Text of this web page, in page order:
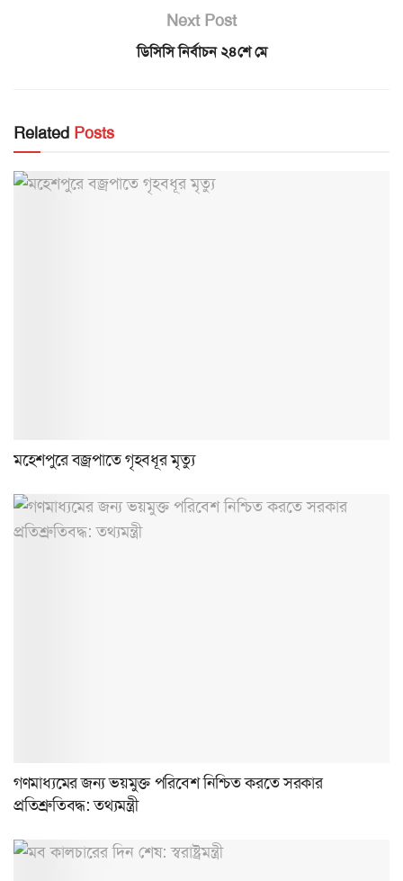
Next Post
ডিসিসি নির্বাচন ২৪শে মে
Related Posts
মহেশপুরে বজ্রপাতে গৃহবধূর মৃত্যু
গণমাধ্যমের জন্য ভয়মুক্ত পরিবেশ নিশ্চিত করতে সরকার
প্রতিশ্রুতিবদ্ধ: তথ্যমন্ত্রী